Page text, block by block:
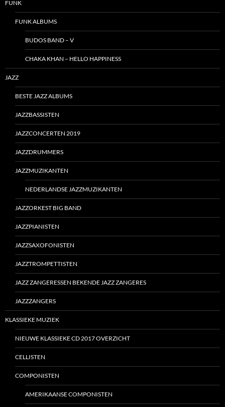
FUNK
FUNK ALBUMS
BUDOS BAND – V
CHAKA KHAN – HELLO HAPPINESS
JAZZ
BESTE JAZZ ALBUMS
JAZZBASSISTEN
JAZZCONCERTEN 2019
JAZZDRUMMERS
JAZZMUZIKANTEN
NEDERLANDSE JAZZMUZIKANTEN
JAZZORKEST BIG BAND
JAZZPIANISTEN
JAZZSAXOFONISTEN
JAZZTROMPETTISTEN
JAZZ ZANGERESSEN BEKENDE JAZZ ZANGERES
JAZZZANGERS
KLASSIEKE MUZIEK
NIEUWE KLASSIEKE CD 2017 OVERZICHT
CELLISTEN
COMPONISTEN
AMERIKAANSE COMPONISTEN